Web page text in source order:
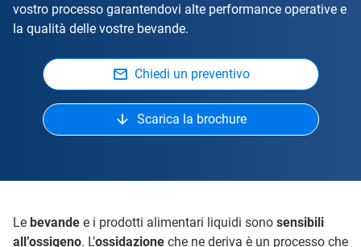
vostro processo garantendovi alte performance operative e
la qualità delle vostre bevande.
Chiedi un preventivo
Scarica la brochure
Le bevande e i prodotti alimentari liquidi sono sensibili
all’ossigeno. L’ossidazione che ne deriva è un processo che